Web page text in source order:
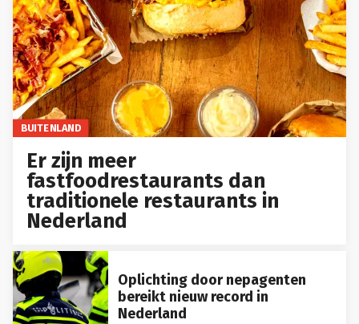
BUITENLAND
Er zijn meer
fastfoodrestaurants dan
traditionele restaurants in
Nederland
Oplichting door nepagenten
bereikt nieuw record in
Nederland